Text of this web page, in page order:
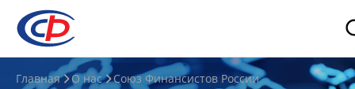
О
Главная О нас Союз Финансистов России